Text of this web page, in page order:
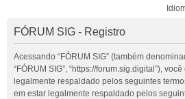
FÓRUM SIG - Registro
Acessando “FÓRUM SIG” (também
“FÓRUM SIG”, “https://forum.sig.digital”),
legalmente respaldado pelos seguintes
em estar legalmente respaldado pelos